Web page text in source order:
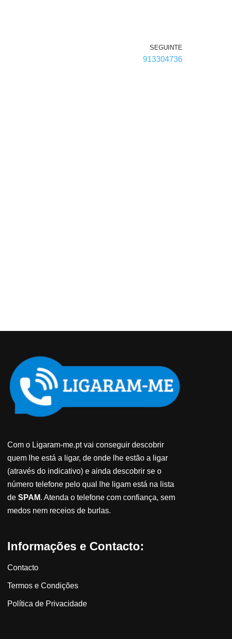
SEGUINTE
913304736
Com o Ligaram-me.pt vai conseguir descobrir
quem lhe está a ligar, de onde lhe estão a ligar
(através do indicativo) e ainda descobrir se o
número telefone pelo qual lhe ligam está na lista
de SPAM. Atenda o telefone com confiança, sem
medos nem receios de burlas.
Informações e Contacto:
Contacto
Termos e Condições
Política de Privacidade